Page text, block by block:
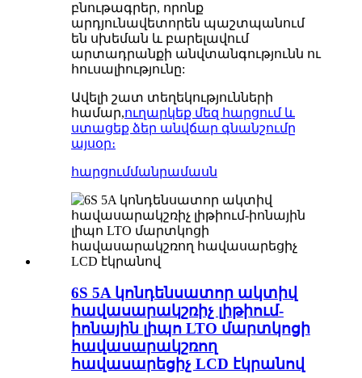
բնութագրեր, որոնք
արդյունավետորեն պաշտպանում
են սխեման և բարելավում
արտադրանքի անվտանգությունն ու
հուսալիությունը:
Ավելի շատ տեղեկությունների
համար,ուղարկեք մեզ հարցում և
ստացեք ձեր անվճար գնանշումը
այսօր։
հարցումմանրամասն
6S 5A կոնդենսատոր ակտիվ
հավասարակշռիչ լիթիում-
իոնային լիպո LTO մարտկոցի
հավասարակշռող
հավասարեցիչ LCD էկրանով